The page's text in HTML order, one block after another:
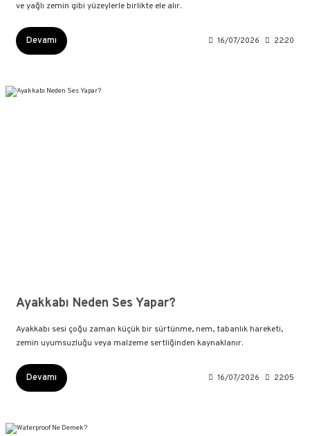
ve yağlı zemin gibi yüzeylerle birlikte ele alır.
Devamı 16/07/2026 22:20
Ayakkabı Neden Ses Yapar?
Ayakkabı sesi çoğu zaman küçük bir sürtünme, nem, tabanlık hareketi,
zemin uyumsuzluğu veya malzeme sertliğinden kaynaklanır.
Devamı 16/07/2026 22:05